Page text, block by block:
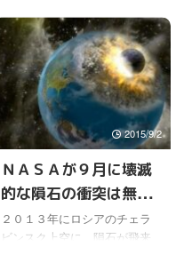
祈願祭が執り行われたわけで
はないけど、とても濃い神業
になった。 その頃、宇宙では
C/2022 E3（ZTF）彗星が、2
月2日をピークに地球に接近し
ていたけどね。 明るいところ
では見にくいと思うけど、2月
半ばまでは双眼鏡を使えば鮮
やかなグリーンの光を放つ彗
星を見ることができるらし
い。 昨日、2月8日には夜空の
ほぼ真上で見ることができた
2015/9/2
ＮＡＳＡが９月に壊滅
的な隕石の衝突は無い
と断言し否定
２０１３年にロシアのチェラ
ビンスク上空に、隕石が飛来